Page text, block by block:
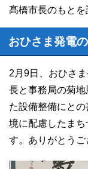
髙橋市長のもとを
おひさま発電
2月9日、おひさ
長と事務局の菊
た設備整備にと
境に配慮したま
す。ありがとうご